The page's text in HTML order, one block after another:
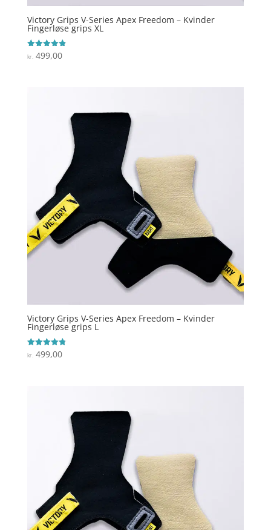
Victory Grips V-Series Apex Freedom – Kvinder
Fingerløse grips XL
Vurderet
4.9
kr.499,00
Victory Grips V-Series Apex Freedom – Kvinder
Fingerløse grips L
Vurderet
4.8
kr.499,00